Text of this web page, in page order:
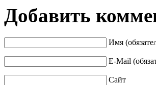
Добавить
Имя
E-Mail
Сайт